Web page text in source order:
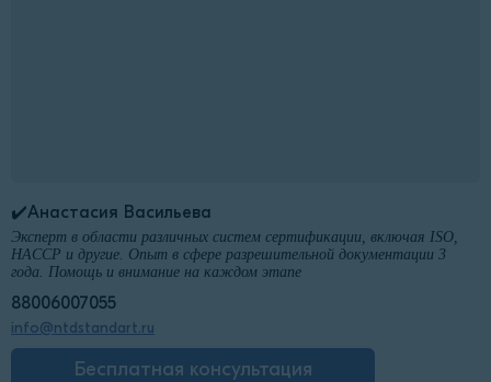
✔️Анастасия Васильева
Эксперт в области различных систем сертификации, включая ISO,
HACCP и другие. Опыт в сфере разрешительной документации 3
года. Помощь и внимание на каждом этапе
88006007055
info@ntdstandart.ru
Бесплатная консультация